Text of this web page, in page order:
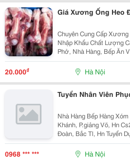
Giá Xương Ống Heo
Chuyên Cung Cấp
Nhập Khẩu Chất Lượng
Phở, Nhà Hàng, Bếp Ăn
Phẩm. Nguồn Gốc &Ndash; Xuất Xứ Xương Ống Heo
Nhập Khẩu Từ Ba Lan Có Đầy Đủ Hóa Đơn, Chứng Từ
20.000₫ Hà Nội
Tuyển Nhân Viên
Nhà Hàng Bếp Hàng
Khánh, P.giảng Võ, Hn
Đoàn, Bắc Tl, Hn Tuyển
Phục Vụ (Nam,Nữ ): 20
Ưa Nhìn - Tuổi Từ 18-25
0968 *** *** Hà Nội